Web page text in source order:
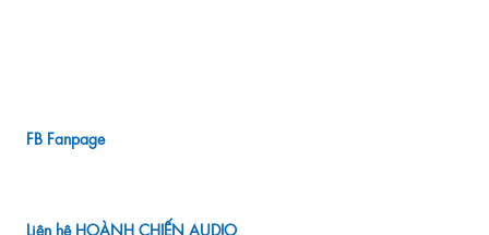
FB Fanpage
Liên hệ HOÀNH CHIẾN AUDIO